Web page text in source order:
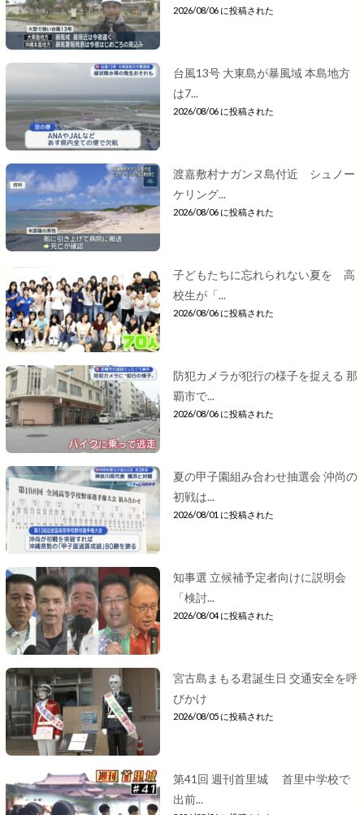
2026/08/06 に投稿された
台風13号 大東島が暴風域 本島地方
は7...
2026/08/06 に投稿された
渡嘉敷村ナガンヌ島付近 シュノー
ケリング...
2026/08/06 に投稿された
子どもたちに忘れられない夏を 高
校生が「...
2026/08/06 に投稿された
防犯カメラが犯行の様子を捉える 那
覇市で...
2026/08/06 に投稿された
夏の甲子園組み合わせ抽選会 沖尚の
初戦は...
2026/08/01 に投稿された
知事選 立候補予定者向けに説明会
「検討...
2026/08/04 に投稿された
宮古島まもる君誕生日 交通安全を呼
びかけ
2026/08/05 に投稿された
第41回 週刊首里城 首里中学校で
出前...